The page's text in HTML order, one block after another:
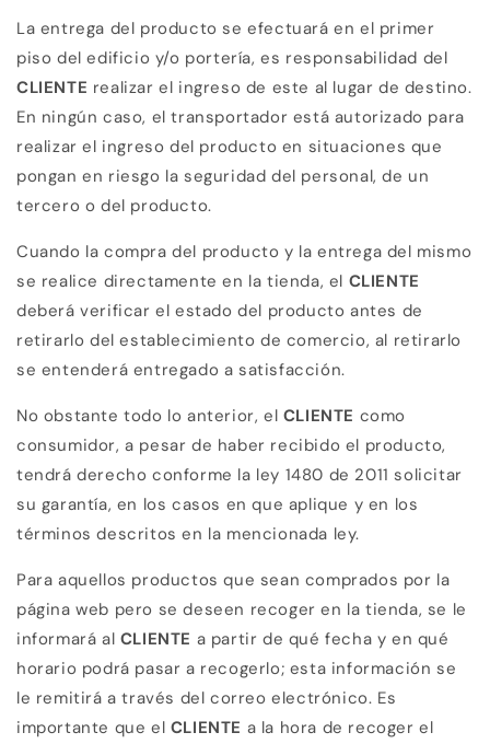
La entrega del producto se efectuará en el primer
piso del edificio y/o portería, es responsabilidad del
CLIENTE realizar el ingreso de este al lugar de destino.
En ningún caso, el transportador está autorizado para
realizar el ingreso del producto en situaciones que
pongan en riesgo la seguridad del personal, de un
tercero o del producto.
Cuando la compra del producto y la entrega del mismo
se realice directamente en la tienda, el CLIENTE
deberá verificar el estado del producto antes de
retirarlo del establecimiento de comercio, al retirarlo
se entenderá entregado a satisfacción.
No obstante todo lo anterior, el CLIENTE como
consumidor, a pesar de haber recibido el producto,
tendrá derecho conforme la ley 1480 de 2011 solicitar
su garantía, en los casos en que aplique y en los
términos descritos en la mencionada ley.
Para aquellos productos que sean comprados por la
página web pero se deseen recoger en la tienda, se le
informará al CLIENTE a partir de qué fecha y en qué
horario podrá pasar a recogerlo; esta información se
le remitirá a través del correo electrónico. Es
importante que el CLIENTE a la hora de recoger el